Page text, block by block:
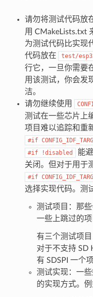
请勿将测试代码放
用 CMakeLists.txt
为测试代码比实现
代码放在
test/
行它，一旦你需要
用该测试，你会发
洁。
请勿继续使用
测试在一些芯片上
项目难以追踪和重
#if
#if !disabled
能
关闭。但对于用于
#if
选择实现代码。测
测试项目：那
一些上跳过的项
有三个测试项目
对于不支持 SD
有 SDSPI 一个
测试实现：一
的实现方式。例